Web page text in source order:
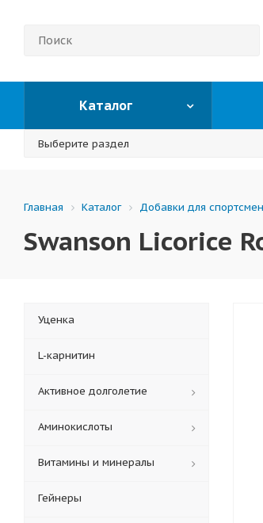
Каталог
Главная Каталог Добавки для
Swanson Licorice
Уценка
L-карнитин
Активное долголетие
Аминокислоты
Витамины и минералы
Гейнеры